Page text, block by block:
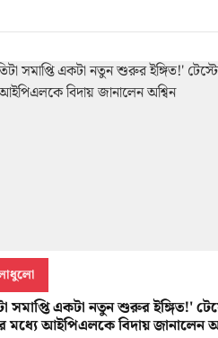
সমাপ্তি একটা নতুন শুরুর ইঙ্গিত!'
মধ্যে আইপিএলকে বিদায় জানালেন